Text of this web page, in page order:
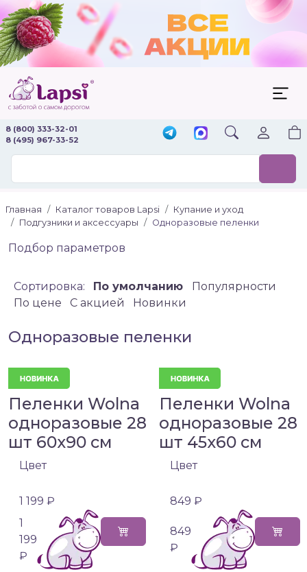
8 (800) 333-32-01
8 (495) 967-33-52
Главная Каталог товаров Lapsi
Купание и уход
Подгузники и аксессуары
Одноразовые пеленки
Подбор параметров
Сортировка: По умолчанию
Популярности
По цене
C акцией Новинки
Одноразовые пеленки
Пеленки Wolna
одноразовые 28
шт 60х90 см
Цвет
1 199 ₽
1
199
₽
Пеленки Wolna
одноразовые 28
шт 45х60 см
Цвет
849 ₽
849
₽